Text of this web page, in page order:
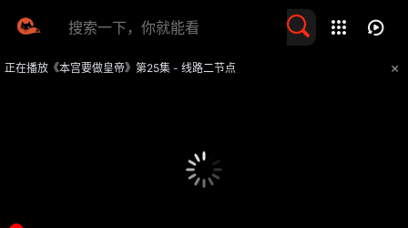
正在播放《本宫要做皇帝》第25集 - 线路二节点